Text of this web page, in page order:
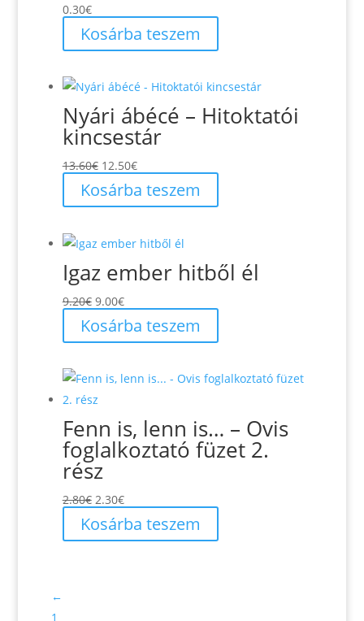
0.30€
Kosárba teszem
Nyári ábécé – Hitoktatói
kincsestár
13.60€ Original
price
was:
12.50€Current
price
is:
Kosárba teszem
Igaz ember hitből él
9.20€ Original
price
was:
9.00€Current
price
is:
Kosárba teszem
Fenn is, lenn is… – Ovis
foglalkoztató füzet 2.
rész
2.80€ Original
price
was:
2.30€Current
price
is:
Kosárba teszem
←
1